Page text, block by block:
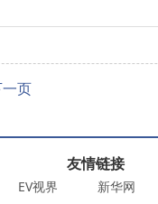
页
友情链接
EV视界 新华网